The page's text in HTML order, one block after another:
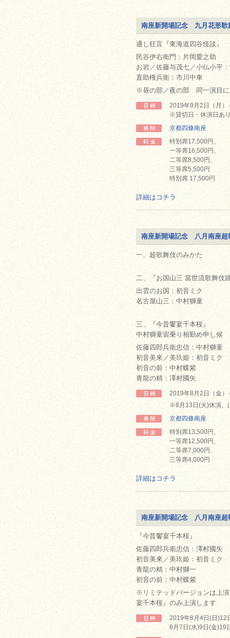
南座新開場記念 九月花形歌
通し狂言『東海道四谷怪談』
民谷伊右衛門：片岡愛之助
お岩／佐藤与茂七／小仏小平
直助権兵衛：市川中車
※昼の部／夜の部 同一演目に
2019年9月2日（月）
※貸切日・休演日あ
京都四條南座
特別席17,500円、
一等席16,500円、
二等席8,500円、
三等席5,500円
特別席 17,500円
詳細はコチラ
南座新開場記念 八月南座
一、超歌舞伎のみかた
二、『お国山三 當世流歌舞伎
出雲のお国：初音ミク
名古屋山三：中村獅童
三、『今昔饗宴千本桜』
中村獅童宙乗り相勤め申し候
佐藤四郎兵衛忠信：中村獅童
初音美來／美玖姫：初音ミク
初音の前：中村蝶紫
青龍の精：澤村國矢
2019年8月2日（金）
※8月13日(火)休演、
京都四條南座
特別席13,500円、
一等席12,500円、
二等席7,000円、
三等席4,000円
詳細はコチラ
南座新開場記念 八月南座
『今昔饗宴千本桜』
佐藤四郎兵衛忠信：澤村國矢
初音美來／美玖姫：初音ミク
青龍の精：中村獅一
初音の前：中村蝶紫
※リミテッドバージョンは上
宴千本桜』のみ上演します
2019年8月4日(日)12
8月7日(水)9日(金)19